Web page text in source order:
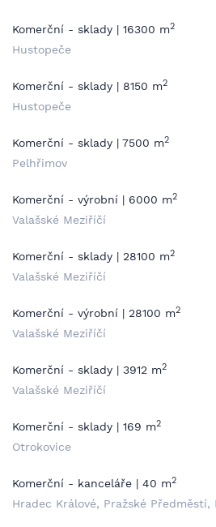
Komerční - sklady | 16300 m2
Hustopeče
Komerční - sklady | 8150 m2
Hustopeče
Komerční - sklady | 7500 m2
Pelhřimov
Komerční - výrobní | 6000 m2
Valašské Meziříčí
Komerční - sklady | 28100 m2
Valašské Meziříčí
Komerční - výrobní | 28100 m2
Valašské Meziříčí
Komerční - sklady | 3912 m2
Valašské Meziříčí
Komerční - sklady | 169 m2
Otrokovice
Komerční - kanceláře | 40 m2
Hradec Králové, Pražské Předměstí,